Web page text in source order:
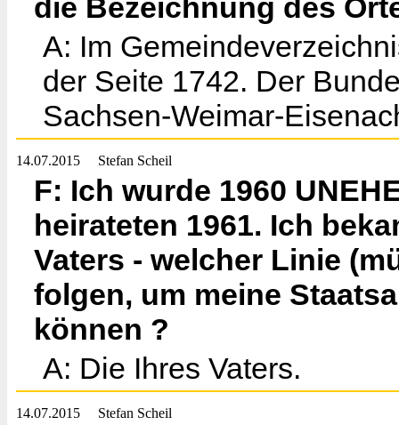
die Bezeichnung des
A: Im
der Seite 1742. Der
Sachsen-Weimar-
14.07.2015 Stefan Scheil
F: Ich wurde 1960
heirateten 1961. Ich
Vaters - welcher Linie
folgen, um meine
können ?
A: Die Ihres Vaters.
14.07.2015 Stefan Scheil